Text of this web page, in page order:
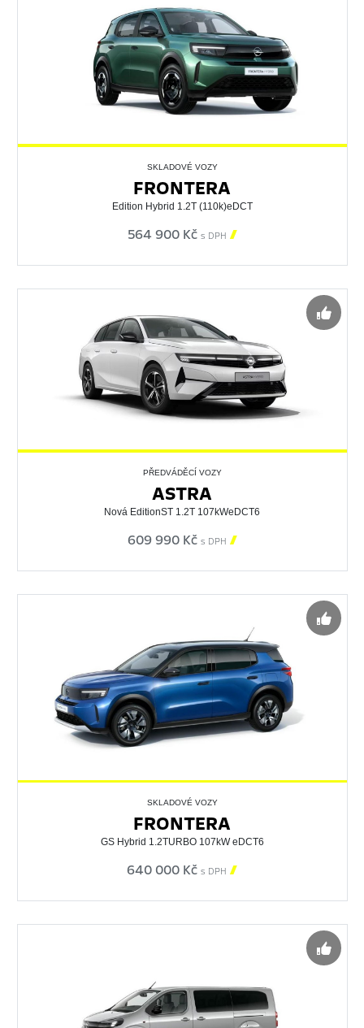
SKLADOVÉ VOZY
FRONTERA
Edition Hybrid 1.2T (110k)eDCT
564 900 Kč s DPH 
PŘEDVÁDĚCÍ VOZY
ASTRA
Nová EditionST 1.2T 107kWeDCT6
609 990 Kč s DPH 
SKLADOVÉ VOZY
FRONTERA
GS Hybrid 1.2TURBO 107kW eDCT6
640 000 Kč s DPH 